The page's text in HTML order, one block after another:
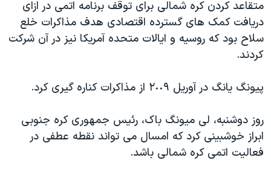
متقاعد کردن کره شمالی برای توقف برنامه اتمی در ازای
دریافت کمک های گسترده اقتصادی هدف مذاکرات خلع
سلاح بود که روسیه و ایالات متحده آمریکا نیز در آن شرکت
کردند.
پیونگ یانگ در آوریل ٢٠٠٩ از مذاکرات کناره گیری کرد.
روز دوشنبه، لی میونگ باک، رئیس جمهوری کره جنوبی
ابراز خوشبینی کرد که امسال می تواند نقطه عطفی در
فعالیت اتمی کره شمالی باشد.